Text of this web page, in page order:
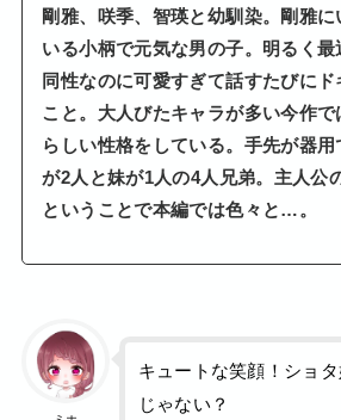
剛雅、咲季、智瑛と幼馴染。剛雅
いる小柄で元気な男の子。明るく
同性なのに可愛すぎて話すたびにド
こと。大人びたキャラが多い今作
らしい性格をしている。手先が器
が2人と妹が1人の4人兄弟。主人公
ということで本編では色々と…。
キュートな笑顔！ショ
じゃない？